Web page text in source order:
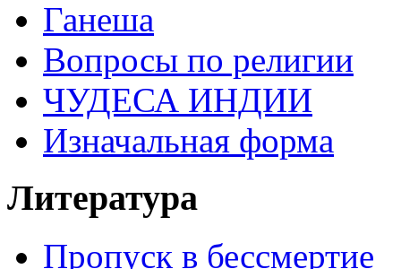
Ганеша
Вопросы по религии
ЧУДЕСА ИНДИИ
Изначальная форма
Литература
Пропуск в бессмертие